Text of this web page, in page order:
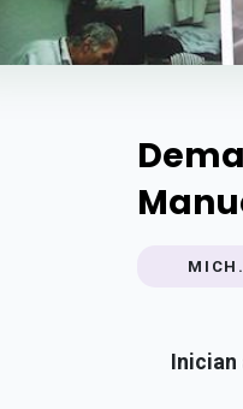
MICH.
Inician